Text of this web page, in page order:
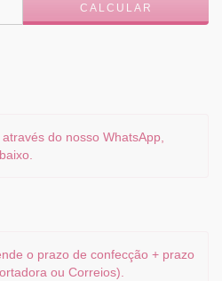
CALCULAR
do nosso WhatsApp,
o prazo de confecção + prazo
ou Correios).